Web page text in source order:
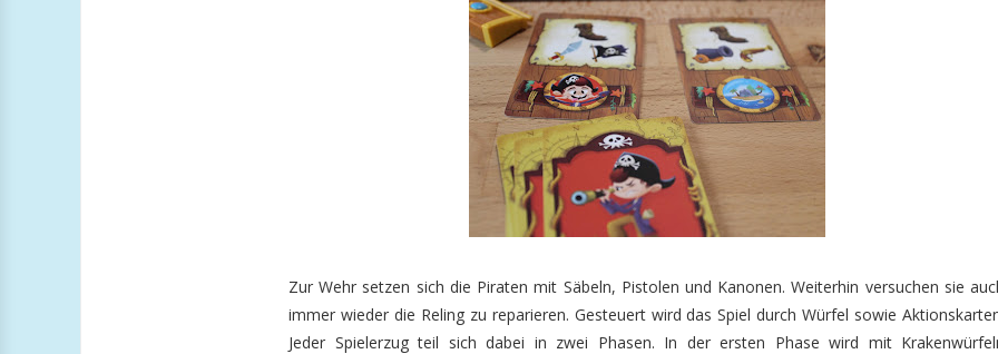
Zur Wehr setzen sich die Piraten mit Säbeln, Pistolen und Kanonen. Weiterhin versuchen sie
immer wieder die Reling zu reparieren. Gesteuert wird das Spiel durch Würfel sowie
Jeder Spielerzug teil sich dabei in zwei Phasen. In der ersten Phase wird mit